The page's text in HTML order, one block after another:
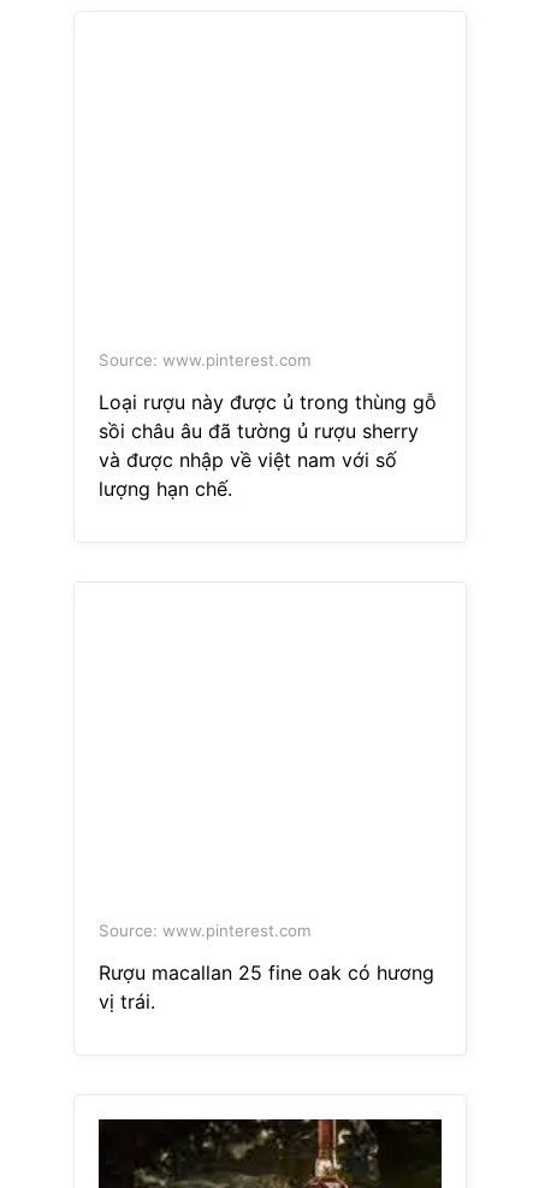
Source: www.pinterest.com
Loại rượu này được ủ trong thùng gỗ
sồi châu âu đã tường ủ rượu sherry
và được nhập về việt nam với số
lượng hạn chế.
Source: www.pinterest.com
Rượu macallan 25 fine oak có hương
vị trái.